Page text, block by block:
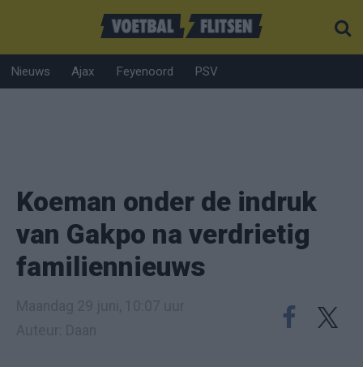
Nieuws Ajax Feyenoord PSV
Koeman onder de indruk
van Gakpo na verdrietig
familiennieuws